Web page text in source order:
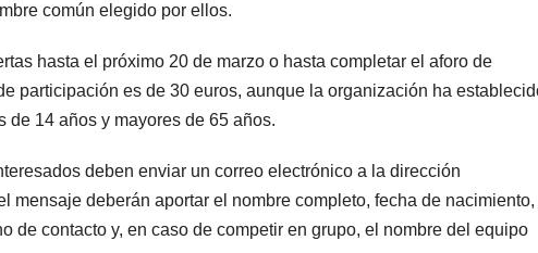
común elegido por ellos.
hasta el próximo 20 de marzo o hasta completar el aforo de
participación es de 30 euros, aunque la organización ha
de 14 años y mayores de 65 años.
deben enviar un correo electrónico a la dirección
mensaje deberán aportar el nombre completo, fecha de nacimiento,
de contacto y, en caso de competir en grupo, el nombre del equipo
El Grupo
Egido
Pintobasket
permanenci
a este
17/04/2026
OM
y